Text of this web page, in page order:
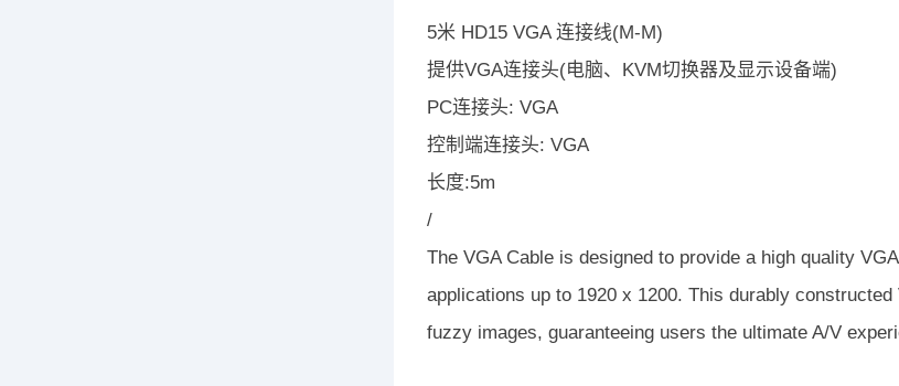
5米 HD15 VGA 连接线(M-M)
提供VGA连接头(电脑、KVM切换器及显示设备端)
PC连接头: VGA
控制端连接头: VGA
长度:5m
/
The VGA Cable is designed to provide a high quality
applications up to 1920 x 1200. This durably
fuzzy images, guaranteeing users the ultimate A/V